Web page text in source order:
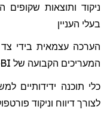
ניקוד ותוצאות שקופים
בעלי העניין
הערכה עצמאית בידי
המעריכים הקבועה של
כלי תוכנה ידידותיים
לצורך דיווח וניקוד